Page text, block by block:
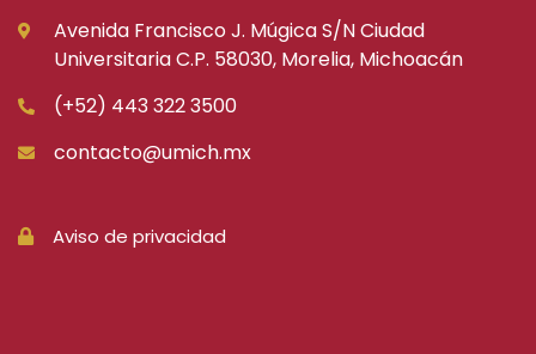
Avenida Francisco J. Múgica S/N Ciudad
Universitaria C.P. 58030, Morelia, Michoacán
(+52) 443 322 3500
contacto@umich.mx
Aviso de privacidad